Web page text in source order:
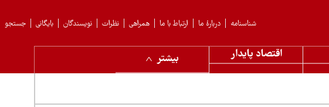
جستجو بایگانی نویسندگان نظرات همراهی ارتباط با ما دربارهٔ ما شناسنامه
اقتصاد پایدار
بیشتر